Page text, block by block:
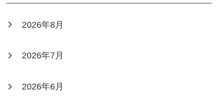
2026年8月
2026年7月
2026年6月